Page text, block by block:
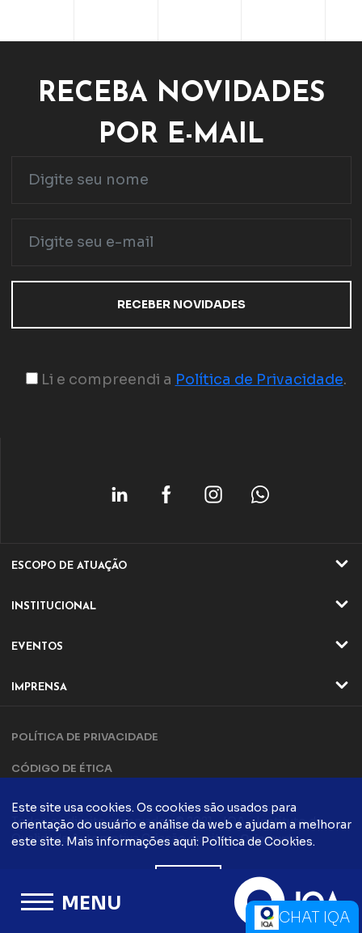
MENU
RECEBA NOVIDADES
POR E-MAIL
Li e compreendi a Política de Privacidade.
ESCOPO DE ATUAÇÃO
ATIVIDADES
INSTITUCIONAL
QUEM SOMOS
DIRETORIA E CONSELHO
PARCERIAS
POLÍTICA DA QUALIDADE
FALE CONOSCO
CONTATO
TRABALHE CONOSCO
EVENTOS
EVENTOS ONLINE
EVENTOS PRESENCIAIS
EVENTO PRESENCIAIS
FÓRUM DA QUALIDADE
IMPRENSA
CONTATO
COMUNICAÇÃO
INFORMATIVOS IQA
POLÍTICA DE PRIVACIDADE
CÓDIGO DE ÉTICA
Todos os direito reservados © 2021 - IQA - Instituto da
Qualidade AutomotivaCriação de sites
CHAT IQA
Este site usa cookies. Os cookies são usados ​​para
orientação do usuário e análise da web e ajudam a melhorar
este site. Mais informações aqui: Política de Cookies.